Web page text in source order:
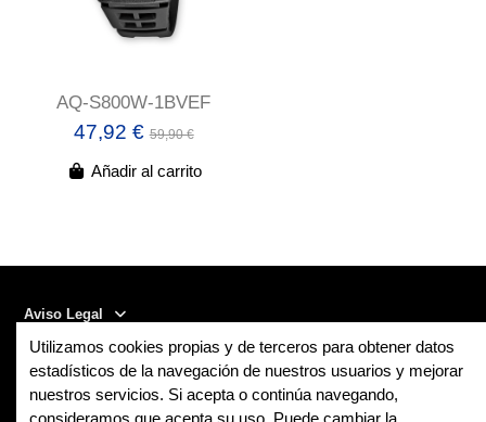
AQ-S800W-1BVEF
47,92 €59,90 €
Añadir al carrito
Aviso Legal
Contact us
Follow us
Utilizamos cookies propias y de terceros para obtener datos
estadísticos de la navegación de nuestros usuarios y mejorar
nuestros servicios. Si acepta o continúa navegando,
consideramos que acepta su uso. Puede cambiar la